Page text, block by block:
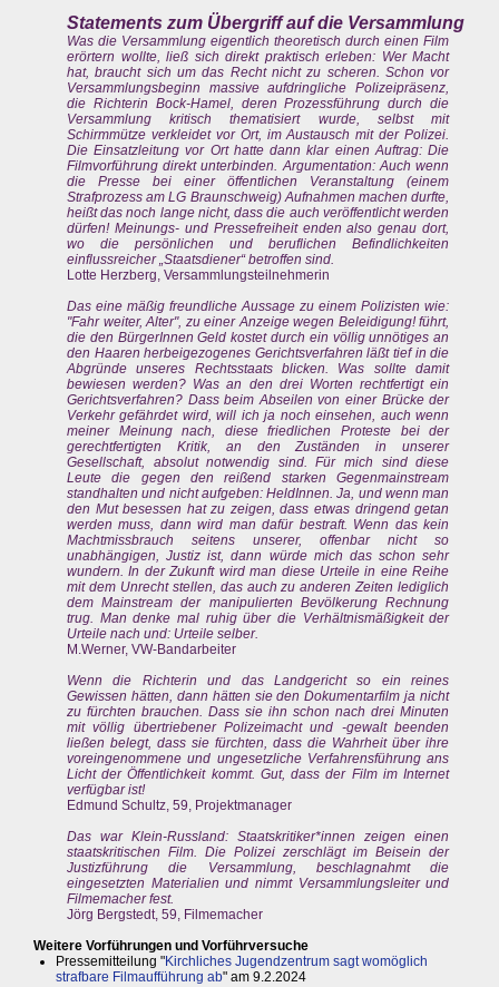
Statements zum Übergriff auf die Versammlung
Was die Versammlung eigentlich theoretisch durch einen Film
erörtern wollte, ließ sich direkt praktisch erleben: Wer Macht
hat, braucht sich um das Recht nicht zu scheren. Schon vor
Versammlungsbeginn massive aufdringliche Polizeipräsenz,
die Richterin Bock-Hamel, deren Prozessführung durch die
Versammlung kritisch thematisiert wurde, selbst mit
Schirmmütze verkleidet vor Ort, im Austausch mit der Polizei.
Die Einsatzleitung vor Ort hatte dann klar einen Auftrag: Die
Filmvorführung direkt unterbinden. Argumentation: Auch wenn
die Presse bei einer öffentlichen Veranstaltung (einem
Strafprozess am LG Braunschweig) Aufnahmen machen durfte,
heißt das noch lange nicht, dass die auch veröffentlicht werden
dürfen! Meinungs- und Pressefreiheit enden also genau dort,
wo die persönlichen und beruflichen Befindlichkeiten
einflussreicher „Staatsdiener“ betroffen sind.
Lotte Herzberg, Versammlungsteilnehmerin
Das eine mäßig freundliche Aussage zu einem Polizisten wie:
"Fahr weiter, Alter", zu einer Anzeige wegen Beleidigung! führt,
die den BürgerInnen Geld kostet durch ein völlig unnötiges an
den Haaren herbeigezogenes Gerichtsverfahren läßt tief in die
Abgründe unseres Rechtsstaats blicken. Was sollte damit
bewiesen werden? Was an den drei Worten rechtfertigt ein
Gerichtsverfahren? Dass beim Abseilen von einer Brücke der
Verkehr gefährdet wird, will ich ja noch einsehen, auch wenn
meiner Meinung nach, diese friedlichen Proteste bei der
gerechtfertigten Kritik, an den Zuständen in unserer
Gesellschaft, absolut notwendig sind. Für mich sind diese
Leute die gegen den reißend starken Gegenmainstream
standhalten und nicht aufgeben: HeldInnen. Ja, und wenn man
den Mut besessen hat zu zeigen, dass etwas dringend getan
werden muss, dann wird man dafür bestraft. Wenn das kein
Machtmissbrauch seitens unserer, offenbar nicht so
unabhängigen, Justiz ist, dann würde mich das schon sehr
wundern. In der Zukunft wird man diese Urteile in eine Reihe
mit dem Unrecht stellen, das auch zu anderen Zeiten lediglich
dem Mainstream der manipulierten Bevölkerung Rechnung
trug. Man denke mal ruhig über die Verhältnismäßigkeit der
Urteile nach und: Urteile selber.
M.Werner, VW-Bandarbeiter
Wenn die Richterin und das Landgericht so ein reines
Gewissen hätten, dann hätten sie den Dokumentarfilm ja nicht
zu fürchten brauchen. Dass sie ihn schon nach drei Minuten
mit völlig übertriebener Polizeimacht und -gewalt beenden
ließen belegt, dass sie fürchten, dass die Wahrheit über ihre
voreingenommene und ungesetzliche Verfahrensführung ans
Licht der Öffentlichkeit kommt. Gut, dass der Film im Internet
verfügbar ist!
Edmund Schultz, 59, Projektmanager
Das war Klein-Russland: Staatskritiker*innen zeigen einen
staatskritischen Film. Die Polizei zerschlägt im Beisein der
Justizführung die Versammlung, beschlagnahmt die
eingesetzten Materialien und nimmt Versammlungsleiter und
Filmemacher fest.
Jörg Bergstedt, 59, Filmemacher
Weitere Vorführungen und Vorführversuche
Pressemitteilung "Kirchliches Jugendzentrum sagt womöglich
strafbare Filmaufführung ab" am 9.2.2024